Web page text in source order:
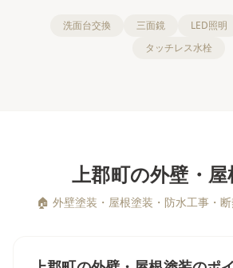
洗面台交換 三面鏡 LED照明
タッチレス水栓
上郡町の外壁・屋
🏠 外壁塗装・屋根塗装・防水工事・